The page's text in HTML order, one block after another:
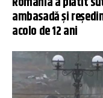
ambasadă și
acolo de 12 ani